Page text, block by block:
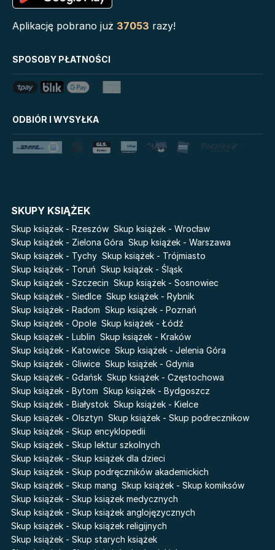
Serie
Grzeszni Miliarderzy
Uniwersum Reina Roja
Królestwo kłamstw
Lato
Tim Marshall on
Star Wars Darth Vader
Pamiętniki Wampirów
Basia. Wielka księga.
Poznawaj świat z Basią
The Hazel Wood
Zmierzch
Faye
Katie Maguire
Liceum Freuda
Sherlock Holmes Society
Światy Pilipiuka
Cień od wschodu
Przebudzenie powietrza
Pieśń Lwicy
Akademia wampirów
Karneval
Baśń o złamanym sercu
Prosta zabawa
Aplikację pobrano już 37053 razy!
SPOSOBY PŁATNOŚCI
ODBIÓR I WYSYŁKA
SKUPY KSIĄŻEK
Skup książek - Rzeszów Skup książek - Wrocław
Skup książek - Zielona Góra Skup książek - Warszawa
Skup książek - Tychy Skup książek - Trójmiasto
Skup książek - Toruń Skup książek - Śląsk
Skup książek - Szczecin Skup książek - Sosnowiec
Skup książek - Siedlce Skup książek - Rybnik
Skup książek - Radom Skup książek - Poznań
Skup książek - Opole Skup książek - Łódź
Skup książek - Lublin Skup książek - Kraków
Skup książek - Katowice Skup książek - Jelenia Góra
Skup książek - Gliwice Skup książek - Gdynia
Skup książek - Gdańsk Skup książek - Częstochowa
Skup książek - Bytom Skup książek - Bydgoszcz
Skup książek - Białystok Skup książek - Kielce
Skup książek - Olsztyn Skup książek - Skup podrecznikow
Skup książek - Skup encyklopedii
Skup książek - Skup lektur szkolnych
Skup książek - Skup książek dla dzieci
Skup książek - Skup podręczników akademickich
Skup książek - Skup mang Skup książek - Skup komiksów
Skup książek - Skup książek medycznych
Skup książek - Skup książek anglojęzycznych
Skup książek - Skup książek religijnych
Skup książek - Skup starych książek